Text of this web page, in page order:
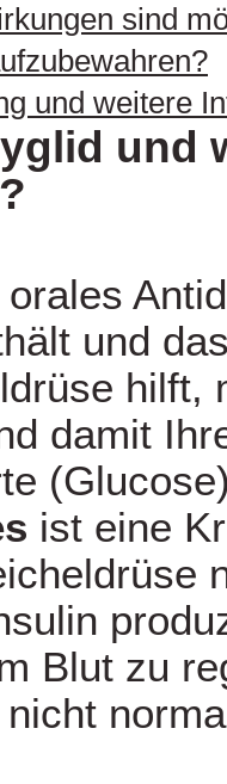
sind
und weitere
und
und
hilft,
damit
ist eine
Blut zu